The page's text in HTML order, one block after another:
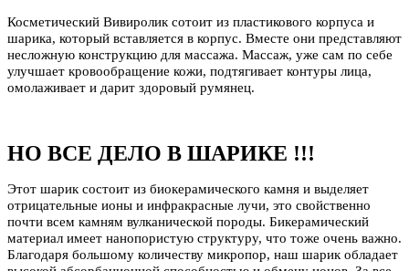
Косметический Вивиролик сотоит из пластикового корпуса и
шарика, который вставляется в корпус. Вместе они представляют
несложную конструкцию для массажа. Массаж, уже сам по себе
улучшает кровообращение кожи, подтягивает контуры лица,
омолаживает и дарит здоровый румянец.
НО ВСЕ ДЕЛО В ШАРИКЕ !!!
Этот шарик состоит из биокерамического камня и выделяет
отрицательные ионы и инфракрасные лучи, это свойственно
почти всем камням вулканической породы. Бикерамический
материал имеет нанопористую структуру, что тоже очень важно.
Благодаря большому количеству микропор, наш шарик обладает